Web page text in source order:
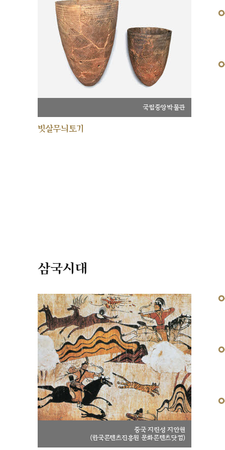
국립중앙박물관
빗살무늬토기
삼국시대
중국 지린성 지안현
(한국콘텐츠진흥원 문화콘텐츠닷컴)